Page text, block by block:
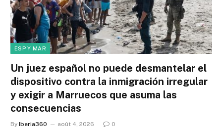
ESP Y MAR
Un juez español no puede desmantelar el
dispositivo contra la inmigración irregular
y exigir a Marruecos que asuma las
consecuencias
By Iberia360 août 4, 2026 0